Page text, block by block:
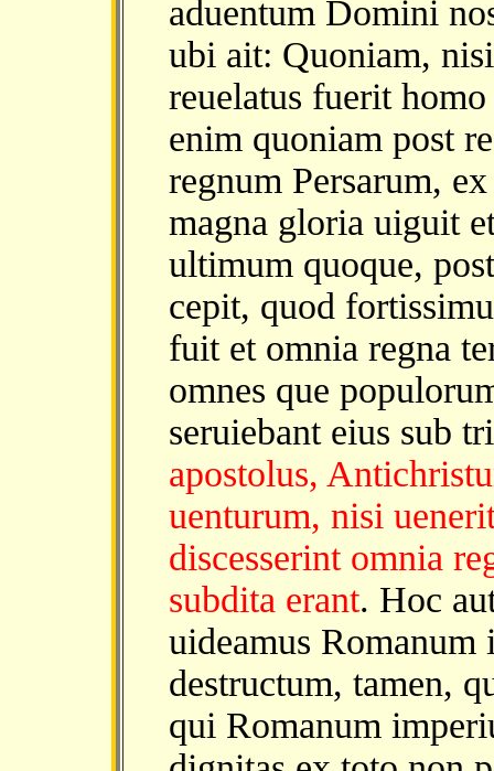
aduentum Domini
ubi ait: Quoniam,
reuelatus fuerit
enim quoniam post
regnum Persarum,
magna gloria uiguit
ultimum quoque,
cepit, quod
fuit et omnia regna
omnes que
seruiebant eius sub
apostolus,
uenturum, nisi
discesserint omnia
subdita erant. Hoc
uideamus
destructum, tamen,
qui Romanum